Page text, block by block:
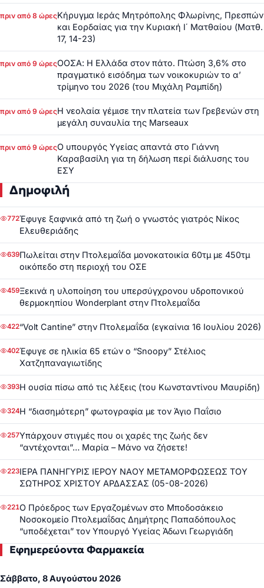
πριν από 8 ώρεςΚήρυγμα Ιεράς Μητρόπολης Φλωρίνης, Πρεσπών
και Εορδαίας για την Κυριακή Ι΄ Ματθαίου (Ματθ.
17, 14-23)
πριν από 9 ώρεςΟΟΣΑ: Η Ελλάδα στον πάτο. Πτώση 3,6% στο
πραγματικό εισόδημα των νοικοκυριών το α’
τρίμηνο του 2026 (του Μιχάλη Ραμπίδη)
πριν από 9 ώρεςΗ νεολαία γέμισε την πλατεία των Γρεβενών στη
μεγάλη συναυλία της Marseaux
πριν από 9 ώρεςΟ υπουργός Υγείας απαντά στο Γιάννη
Καραβασίλη για τη δήλωση περί διάλυσης του
ΕΣΥ
Δημοφιλή
772Έφυγε ξαφνικά από τη ζωή ο γνωστός γιατρός Νίκος
Ελευθεριάδης
639Πωλείται στην Πτολεμαΐδα μονοκατοικία 60τμ με 450τμ
οικόπεδο στη περιοχή του ΟΣΕ
459Ξεκινά η υλοποίηση του υπερσύγχρονου υδροπονικού
θερμοκηπίου Wonderplant στην Πτολεμαΐδα
422“Volt Cantine” στην Πτολεμαΐδα (εγκαίνια 16 Ιουλίου 2026)
402Έφυγε σε ηλικία 65 ετών ο “Snoopy” Στέλιος
Χατζηπαναγιωτίδης
393Η ουσία πίσω από τις λέξεις (του Κωνσταντίνου Μαυρίδη)
324Η “διασημότερη” φωτογραφία με τον Άγιο Παΐσιο
257Υπάρχουν στιγμές που οι χαρές της ζωής δεν
“αντέχονται”… Μαρία – Μάνο να ζήσετε!
223ΙΕΡΑ ΠΑΝΗΓΥΡΙΣ ΙΕΡΟΥ ΝΑΟΥ ΜΕΤΑΜΟΡΦΩΣΕΩΣ ΤΟΥ
ΣΩΤΗΡΟΣ ΧΡΙΣΤΟΥ ΑΡΔΑΣΣΑΣ (05-08-2026)
221Ο Πρόεδρος των Εργαζομένων στο Μποδοσάκειο
Νοσοκομείο Πτολεμαΐδας Δημήτρης Παπαδόπουλος
“υποδέχεται” τον Υπουργό Υγείας Άδωνι Γεωργιάδη
Εφημερεύοντα Φαρμακεία
Σάββατο, 8 Αυγούστου 2026